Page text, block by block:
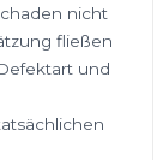
nicht
fließen
und